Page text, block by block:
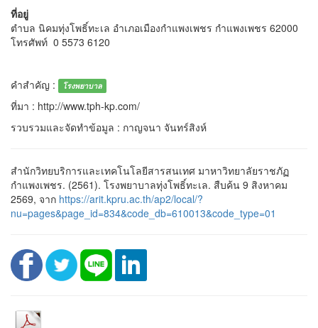
ที่อยู่
ตำบล นิคมทุ่งโพธิ์ทะเล อำเภอเมืองกำแพงเพชร กำแพงเพชร 62000
โทรศัพท์ 0 5573 6120
คำสำคัญ : โรงพยาบาล
ที่มา : http://www.tph-kp.com/
รวบรวมและจัดทำข้อมูล : กาญจนา จันทร์สิงห์
สำนักวิทยบริการและเทคโนโลยีสารสนเทศ มาหาวิทยาลัยราชภัฏ
กำแพงเพชร. (2561). โรงพยาบาลทุ่งโพธิ์ทะเล. สืบค้น 9 สิงหาคม
2569, จาก https://arit.kpru.ac.th/ap2/local/?
nu=pages&page_id=834&code_db=610013&code_type=01